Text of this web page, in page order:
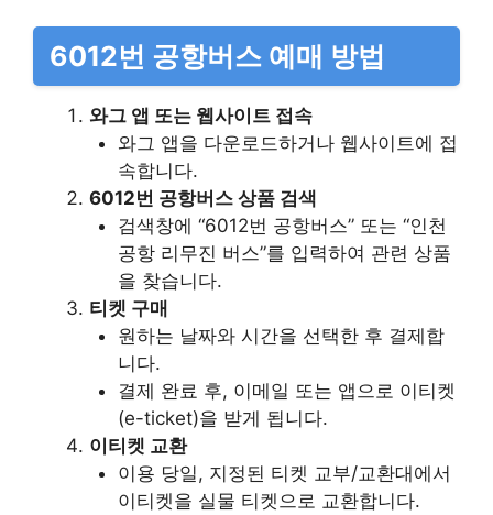
6012번 공항버스 예매 방법
와그 앱 또는 웹사이트 접속
와그 앱을 다운로드하거나 웹사이트에 접
속합니다.
6012번 공항버스 상품 검색
검색창에 “6012번 공항버스” 또는 “인천
공항 리무진 버스”를 입력하여 관련 상품
을 찾습니다.
티켓 구매
원하는 날짜와 시간을 선택한 후 결제합
니다.
결제 완료 후, 이메일 또는 앱으로 이티켓
(e-ticket)을 받게 됩니다.
이티켓 교환
이용 당일, 지정된 티켓 교부/교환대에서
이티켓을 실물 티켓으로 교환합니다.